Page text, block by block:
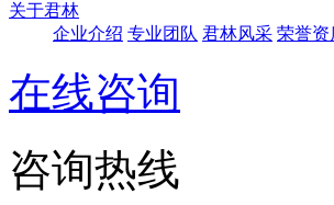
关于君林
企业介绍 专业团队 君林风采 荣誉资
在线咨询
咨询热线